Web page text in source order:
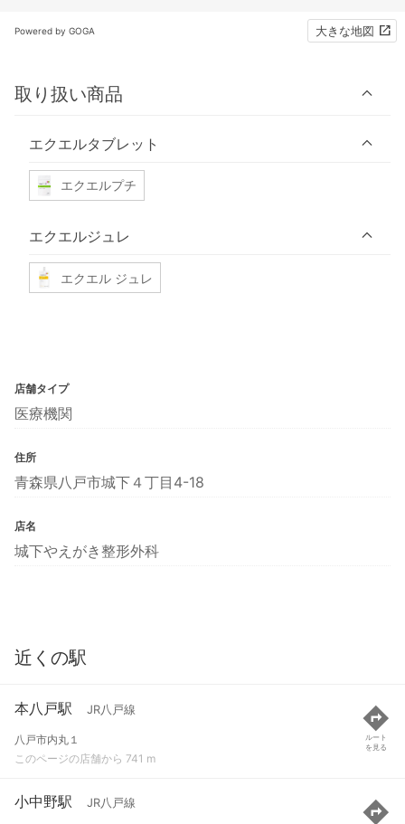
Powered by GOGA 大きな地図
取り扱い商品
エクエルタブレット
エクエルプチ
エクエルジュレ
エクエル ジュレ
店舗タイプ
医療機関
住所
青森県八戸市城下４丁目4-18
店名
城下やえがき整形外科
近くの駅
本八戸駅 JR八戸線
八戸市内丸１
このページの店舗から 741 m
ルート
を見る
小中野駅 JR八戸線